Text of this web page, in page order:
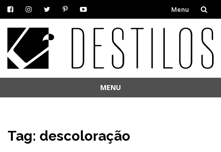
Menu
Skip
to
content
MENU
Tag: descoloração